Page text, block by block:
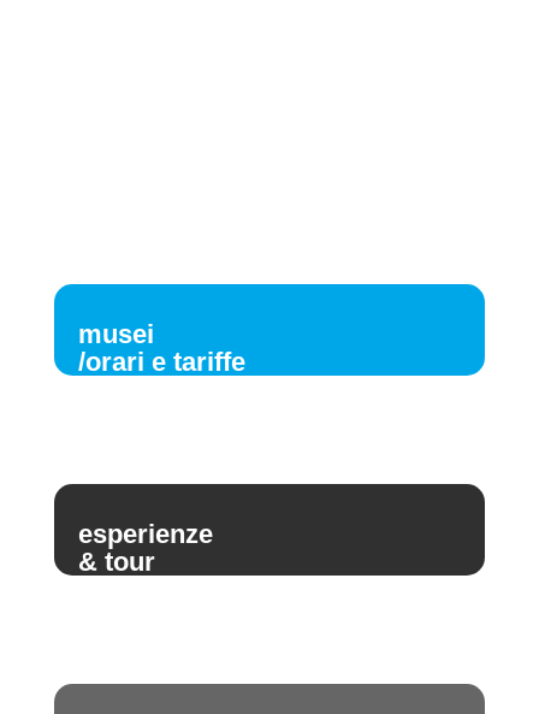
musei
/orari e tariffe
esperienze
& tour